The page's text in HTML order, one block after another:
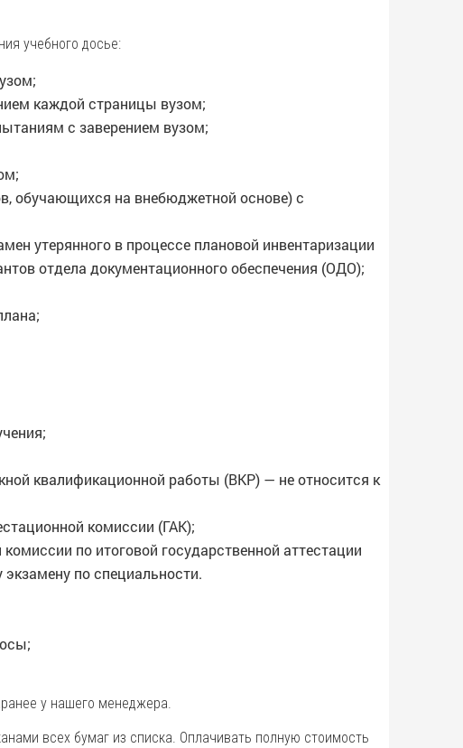
учебного досье:
каждой страницы вузом;
с заверением вузом;
обучающихся на внебюджетной основе) с
утерянного в процессе плановой инвентаризации
отдела документационного обеспечения (ОДО);
квалификационной работы (ВКР) — не относится к
комиссии (ГАК);
по итоговой государственной аттестации
по специальности.
у нашего менеджера.
всех бумаг из списка. Оплачивать полную стоимость